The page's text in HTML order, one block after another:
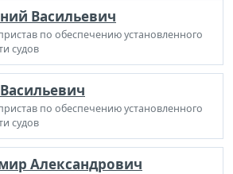
Васильевич
по обеспечению установленного
судов
по обеспечению установленного
судов
Александрович